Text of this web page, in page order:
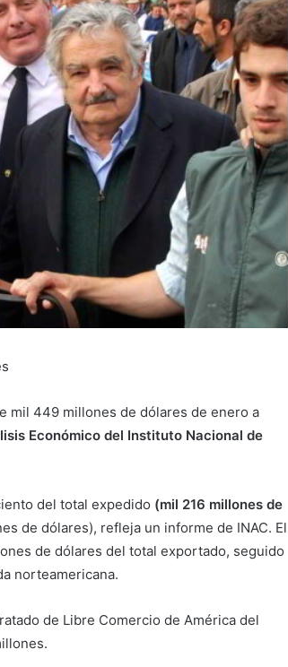
mil 449 millones de dólares de enero a
Económico del Instituto Nacional de
del total expedido (mil 216 millones de
de dólares), refleja un informe de INAC. El
de dólares del total exportado, seguido
norteamericana.
de Libre Comercio de América del